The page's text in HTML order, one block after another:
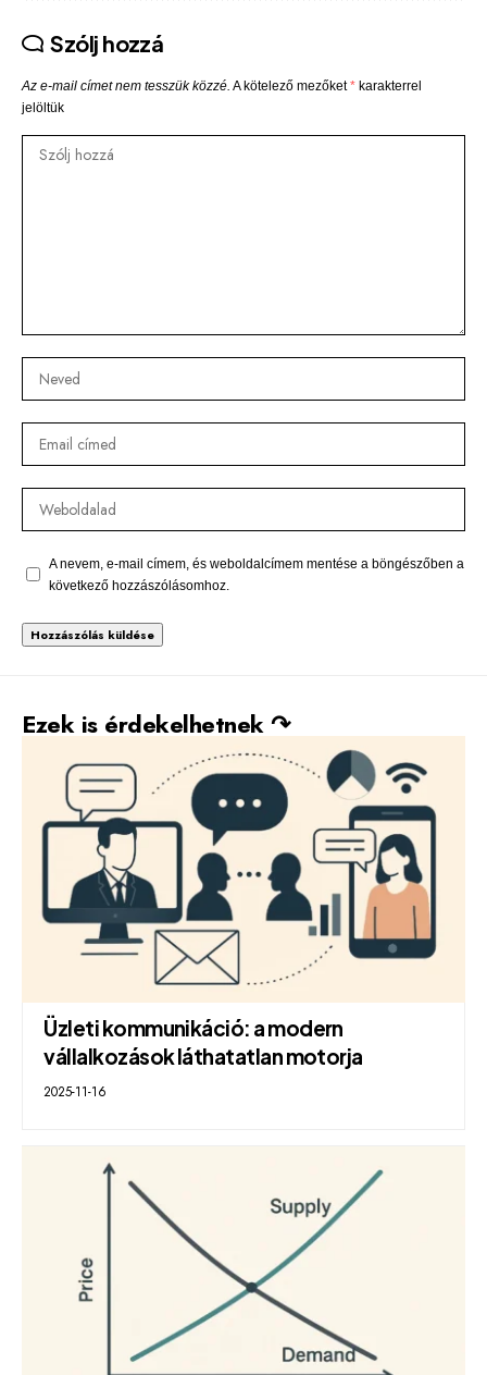
Szólj hozzá
Az e-mail címet nem tesszük közzé. A kötelező mezőket* karakterrel
jelöltük
A nevem, e-mail címem, és weboldalcímem mentése a böngészőben a
következő hozzászólásomhoz.
Ezek is érdekelhetnek ↷
Üzleti kommunikáció: a modern
vállalkozások láthatatlan motorja
2025-11-16